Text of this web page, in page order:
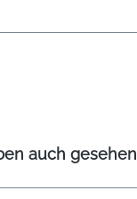
überspringen
auch gesehen